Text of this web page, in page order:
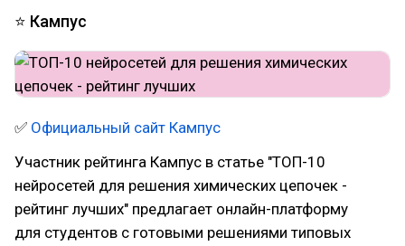
⭐ Кампус
✅ Официальный сайт Кампус
Участник рейтинга Кампус в статье "ТОП-10
нейросетей для решения химических цепочек -
рейтинг лучших" предлагает онлайн-платформу
для студентов с готовыми решениями типовых